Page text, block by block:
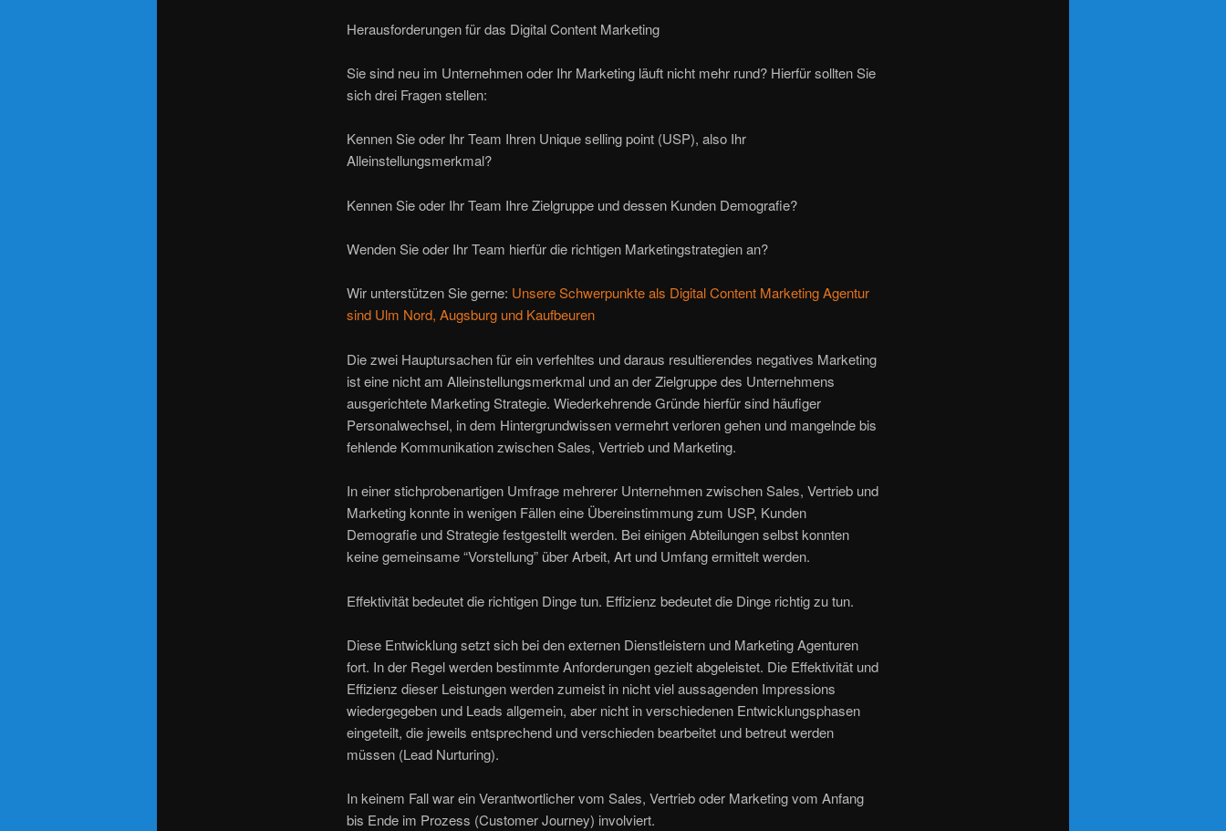
Herausforderungen für das Digital Content Marketing
Sie sind neu im Unternehmen oder Ihr Marketing läuft nicht mehr rund? Hierfür sollten Sie
sich drei Fragen stellen:
Kennen Sie oder Ihr Team Ihren Unique selling point (USP), also Ihr
Alleinstellungsmerkmal?
Kennen Sie oder Ihr Team Ihre Zielgruppe und dessen Kunden Demografie?
Wenden Sie oder Ihr Team hierfür die richtigen Marketingstrategien an?
Wir unterstützen Sie gerne: Unsere Schwerpunkte als Digital Content Marketing Agentur
sind Ulm Nord, Augsburg und Kaufbeuren
Die zwei Hauptursachen für ein verfehltes und daraus resultierendes negatives Marketing
ist eine nicht am Alleinstellungsmerkmal und an der Zielgruppe des Unternehmens
ausgerichtete Marketing Strategie. Wiederkehrende Gründe hierfür sind häufiger
Personalwechsel, in dem Hintergrundwissen vermehrt verloren gehen und mangelnde bis
fehlende Kommunikation zwischen Sales, Vertrieb und Marketing.
In einer stichprobenartigen Umfrage mehrerer Unternehmen zwischen Sales, Vertrieb und
Marketing konnte in wenigen Fällen eine Übereinstimmung zum USP, Kunden
Demografie und Strategie festgestellt werden. Bei einigen Abteilungen selbst konnten
keine gemeinsame “Vorstellung” über Arbeit, Art und Umfang ermittelt werden.
Effektivität bedeutet die richtigen Dinge tun. Effizienz bedeutet die Dinge richtig zu tun.
Diese Entwicklung setzt sich bei den externen Dienstleistern und Marketing Agenturen
fort. In der Regel werden bestimmte Anforderungen gezielt abgeleistet. Die Effektivität und
Effizienz dieser Leistungen werden zumeist in nicht viel aussagenden Impressions
wiedergegeben und Leads allgemein, aber nicht in verschiedenen Entwicklungsphasen
eingeteilt, die jeweils entsprechend und verschieden bearbeitet und betreut werden
müssen (Lead Nurturing).
In keinem Fall war ein Verantwortlicher vom Sales, Vertrieb oder Marketing vom Anfang
bis Ende im Prozess (Customer Journey) involviert.